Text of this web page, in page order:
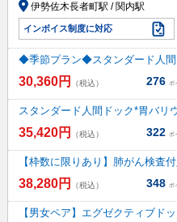
伊勢佐木長者町駅 / 関内駅
インボイス制度に対応
◆季節プラン◆スタンダード人間
30,360円 （税込） 276 ポ
スタンダード人間ドック*胃バリ
35,420円 （税込） 322 ポ
【枠数に限りあり】肺がん検査
38,280円 （税込） 348 ポ
【男女ペア】エグゼクティブド